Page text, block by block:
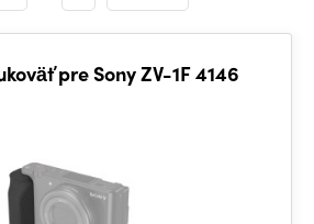
pre Sony ZV-1F 4146